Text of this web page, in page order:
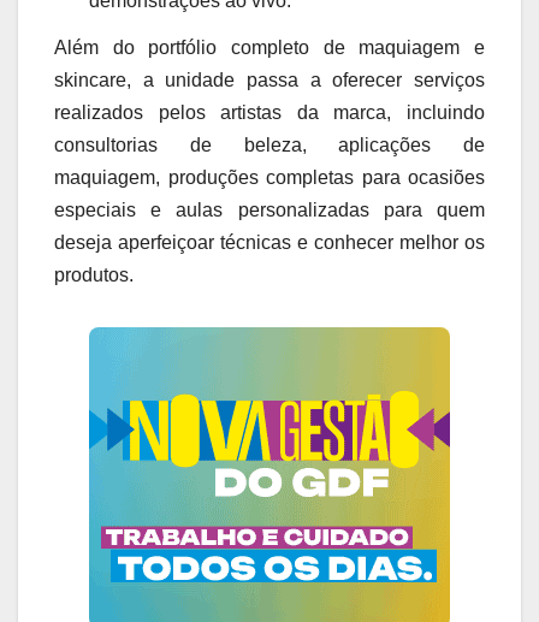
Além do portfólio completo de maquiagem e
skincare, a unidade passa a oferecer serviços
realizados pelos artistas da marca, incluindo
consultorias de beleza, aplicações de
maquiagem, produções completas para ocasiões
especiais e aulas personalizadas para quem
deseja aperfeiçoar técnicas e conhecer melhor os
produtos.